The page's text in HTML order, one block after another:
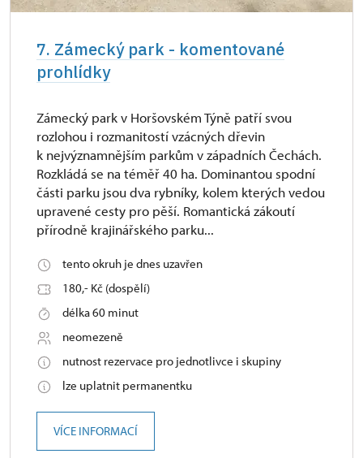
7. Zámecký park - komentované
prohlídky
Zámecký park v Horšovském Týně patří svou
rozlohou i rozmanitostí vzácných dřevin
k nejvýznamnějším parkům v západních Čechách.
Rozkládá se na téměř 40 ha. Dominantou spodní
části parku jsou dva rybníky, kolem kterých vedou
upravené cesty pro pěší. Romantická zákoutí
přírodně krajinářského parku...
tento okruh je dnes uzavřen
180,- Kč (dospělí)
délka 60 minut
neomezeně
nutnost rezervace pro jednotlivce i skupiny
lze uplatnit permanentku
VÍCE INFORMACÍ